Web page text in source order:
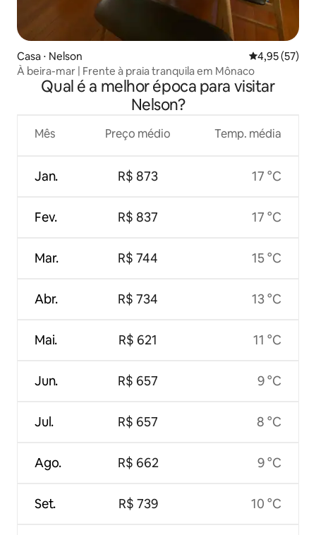
Casa ⋅ Nelson 4,95 de uma
4,95 (57)
À beira-mar | Frente à praia tranquila em Mônaco
Qual é a melhor época para visitar
Nelson?
Mês
Jan.
Fev.
Mar.
Abr.
Mai.
Jun.
Jul.
Ago.
Set.
Preço médio
R$ 873
R$ 837
R$ 744
R$ 734
R$ 621
R$ 657
R$ 657
R$ 662
R$ 739
Temp. média
17 °C
17 °C
15 °C
13 °C
11 °C
9 °C
8 °C
9 °C
10 °C